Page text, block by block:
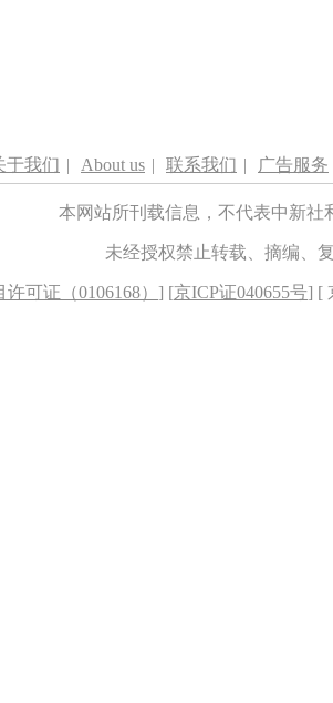
于我们 | About us | 联系我们 | 广告服务
本网站所刊载信息，不代表中新
未经授权禁止转载、摘编、
可证（0106168） ] [京ICP证040655号] [